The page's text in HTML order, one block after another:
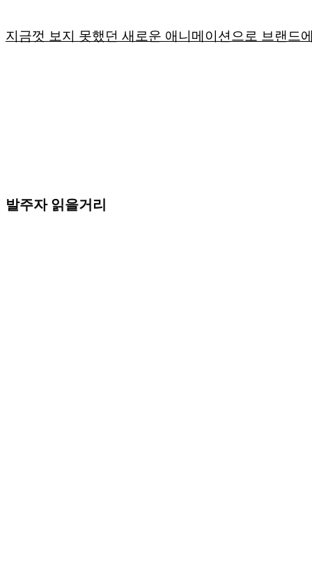
지금껏 보지 못했던 새로운 애니메이션으로 브랜드
발주자 읽을거리